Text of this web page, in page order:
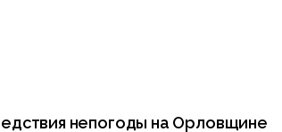
непогоды на Орловщине